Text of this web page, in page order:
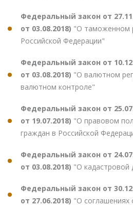
Федеральный закон от
от 03.08.2018) "О таможенном
Российской Федерации"
Федеральный закон от
от 03.08.2018) "О валютном
валютном контроле"
Федеральный закон от
от 19.07.2018) "О правовом
граждан в Российской
Федеральный закон от
от 03.08.2018) "О кадастровой
Федеральный закон от
от 27.06.2018) "О соглашениях